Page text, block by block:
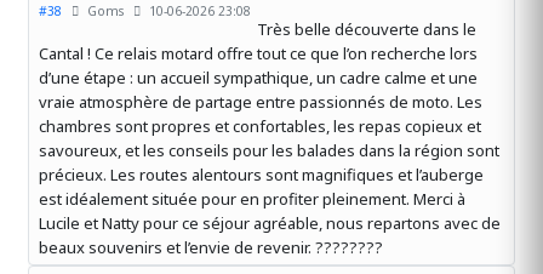
#38 Goms 10-06-2026 23:08
Très belle découverte dans le
Cantal ! Ce relais motard offre tout ce que l’on recherche lors
d’une étape : un accueil sympathique, un cadre calme et une
vraie atmosphère de partage entre passionnés de moto. Les
chambres sont propres et confortables, les repas copieux et
savoureux, et les conseils pour les balades dans la région sont
précieux. Les routes alentours sont magnifiques et l’auberge
est idéalement située pour en profiter pleinement. Merci à
Lucile et Natty pour ce séjour agréable, nous repartons avec de
beaux souvenirs et l’envie de revenir. ????️????